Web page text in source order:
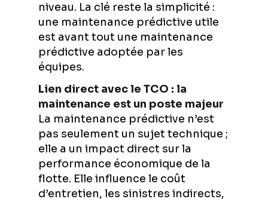
niveau. La clé reste la simplicité :
une maintenance prédictive utile
est avant tout une maintenance
prédictive adoptée par les
équipes.
Lien direct avec le TCO : la
maintenance est un poste majeur
La maintenance prédictive n’est
pas seulement un sujet technique ;
elle a un impact direct sur la
performance économique de la
flotte. Elle influence le coût
d’entretien, les sinistres indirects,